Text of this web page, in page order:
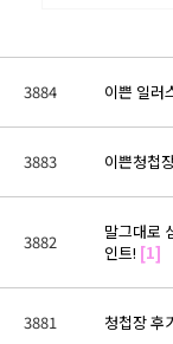
3884 이쁜 일러
3883 이쁜청첩
3882
말그대로
인트! [1]
3881 청첩장 후